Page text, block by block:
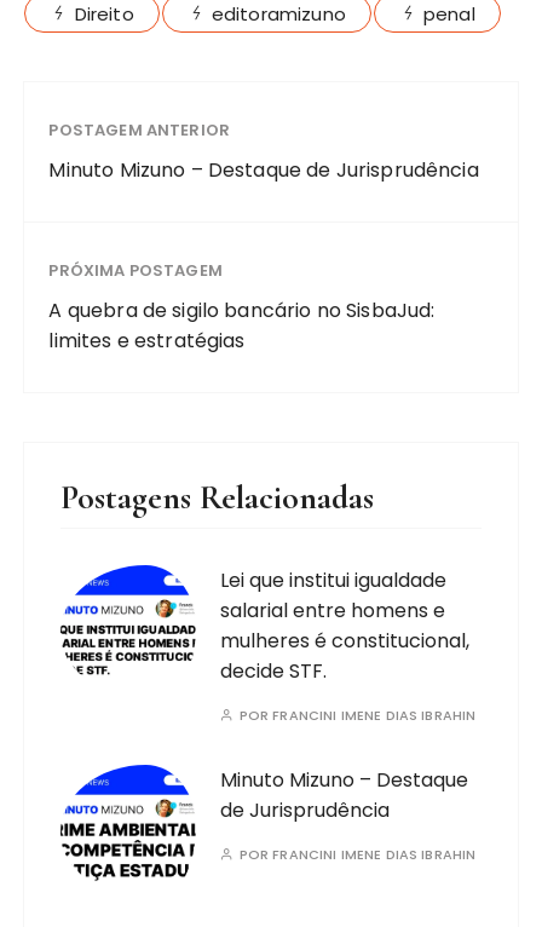
Direito editoramizuno penal
POSTAGEM ANTERIOR
Minuto Mizuno – Destaque de Jurisprudência
PRÓXIMA POSTAGEM
A quebra de sigilo bancário no SisbaJud:
limites e estratégias
Postagens Relacionadas
Lei que institui igualdade
salarial entre homens e
mulheres é constitucional,
decide STF.
PORFRANCINI IMENE DIAS IBRAHIN
Minuto Mizuno – Destaque
de Jurisprudência
PORFRANCINI IMENE DIAS IBRAHIN